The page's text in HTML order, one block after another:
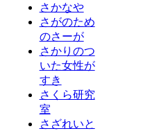
さかなや
さがのため
のさーが
さかりのつ
いた女性が
すき
さくら研究
室
さざれいと